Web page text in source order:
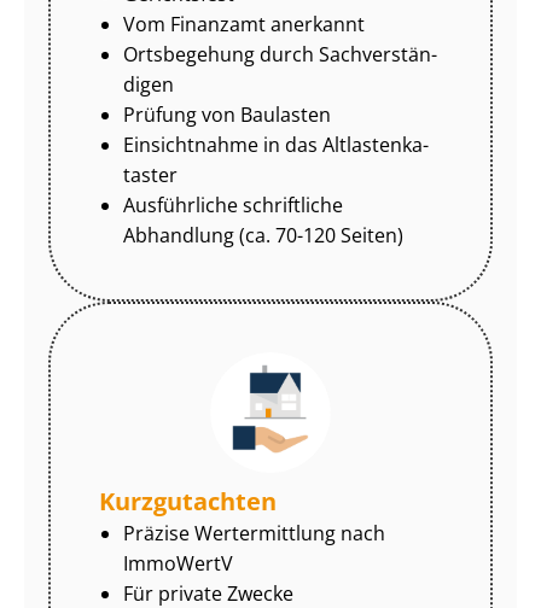
Vom Finanzamt anerkannt
Ortsbegehung durch Sach­ver­stän­
di­gen
Prüfung von Baulasten
Einsichtnahme in das Alt­las­ten­ka­
tas­ter
Ausführliche schriftliche
Abhandlung (ca. 70-120 Seiten)
Kurzgutachten
Präzise Wertermittlung nach
ImmoWertV
Für private Zwecke